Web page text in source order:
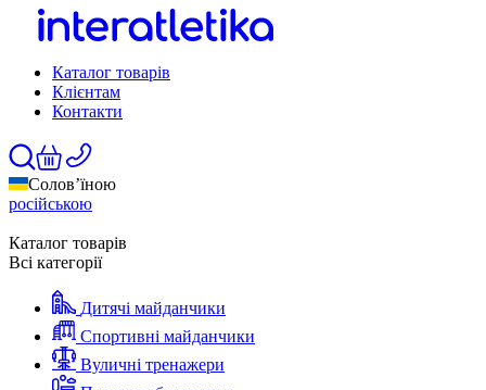
Каталог товарів
Клієнтам
Контакти
Солов’їною
російською
Каталог товарів
Всі категорії
Дитячі майданчики
Спортивні майданчики
Вуличні тренажери